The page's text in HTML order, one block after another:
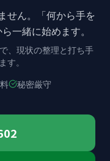
ん。
「何から手を
一緒に始めます。
、現状の整理と打ち手
す。
秘密厳守